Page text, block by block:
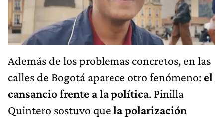
Además de los problemas concretos, en las
calles de Bogotá aparece otro fenómeno: el
cansancio frente a la política. Pinilla
Quintero sostuvo que la polarización